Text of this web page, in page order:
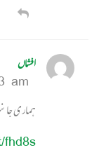
افشاں
am
ہماری
fhd8s